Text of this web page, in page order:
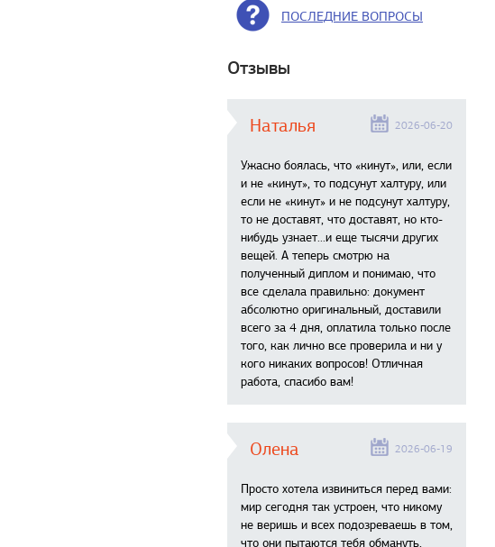
ПОСЛЕДНИЕ ВОПРОСЫ
Отзывы
Наталья 2026-06-20
Ужасно боялась, что «кинут», или, если
и не «кинут», то подсунут халтуру, или
если не «кинут» и не подсунут халтуру,
то не доставят, что доставят, но кто-
нибудь узнает...и еще тысячи других
вещей. А теперь смотрю на
полученный диплом и понимаю, что
все сделала правильно: документ
абсолютно оригинальный, доставили
всего за 4 дня, оплатила только после
того, как лично все проверила и ни у
кого никаких вопросов! Отличная
работа, спасибо вам!
Олена 2026-06-19
Просто хотела извиниться перед вами:
мир сегодня так устроен, что никому
не веришь и всех подозреваешь в том,
что они пытаются тебя обмануть,